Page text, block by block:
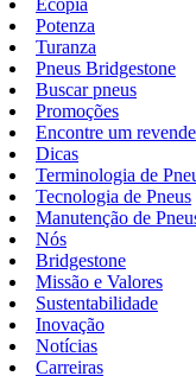
Ecopia
Potenza
Turanza
Pneus Bridgestone
Buscar pneus
Promoções
Encontre um
Dicas
Terminologia de
Tecnologia de Pneus
Manutenção de
Nós
Bridgestone
Missão e Valores
Sustentabilidade
Inovação
Notícias
Carreiras